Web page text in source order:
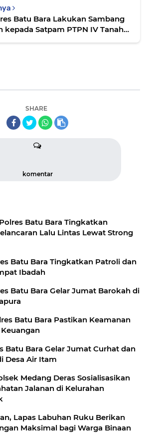
Batu Bara Lakukan Sambang
kepada Satpam PTPN IV Tanah
SHARE
komentar
Batu Bara Tingkatkan
Lalu Lintas Lewat Strong
Batu Bara Tingkatkan Patroli dan
Ibadah
Batu Bara Gelar Jumat Barokah di
Batu Bara Pastikan Keamanan
Batu Bara Gelar Jumat Curhat dan
Desa Air Itam
Medang Deras Sosialisasikan
Jalanan di Kelurahan
Lapas Labuhan Ruku Berikan
Maksimal bagi Warga Binaan